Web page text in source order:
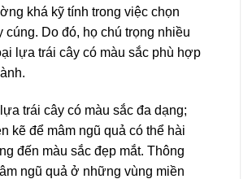
khá kỹ tính trong việc chọn
cúng. Do đó, họ chú trọng nhiều
lựa trái cây có màu sắc phù hợp
trái cây có màu sắc đa dạng;
kẽ để mâm ngũ quả có thể hài
đến màu sắc đẹp mắt. Thông
ngũ quả ở những vùng miền